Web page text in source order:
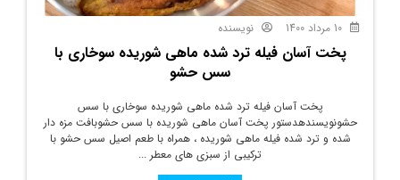
نویسنده
پخت آسان فیله ترد شده ماهی شوریده سوخاری با
سس حشو
پخت آسان فیله ترد شده ماهی شوریده سوخاری با سس
حشونویسندهدستور پخت آسان ماهی شوریده با سس حشوبافت مزه دار
شده و ترد شده فیله ماهی شوریده ، همراه با طعم اصیل سس حشو با
ترکیبی از سبزی های معطر ...